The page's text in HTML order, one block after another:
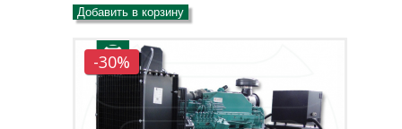
Добавить в корзину
-30%